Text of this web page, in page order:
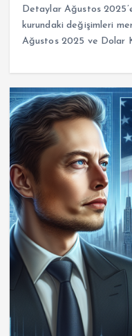
Detaylar Ağustos
kurundaki değişimleri
Ağustos 2025 ve Dolar